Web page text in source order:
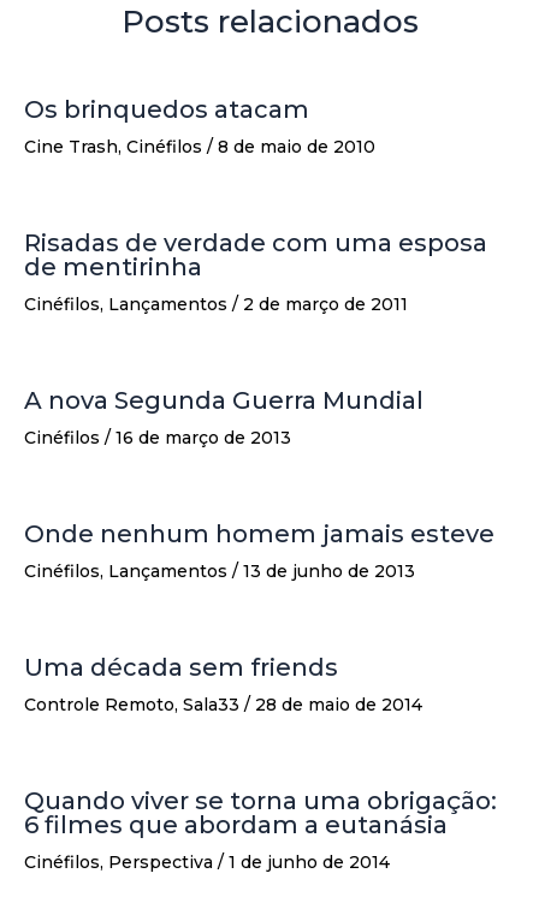
Posts relacionados
Os brinquedos atacam
Cine Trash, Cinéfilos / 8 de maio de 2010
Risadas de verdade com uma esposa
de mentirinha
Cinéfilos, Lançamentos / 2 de março de 2011
A nova Segunda Guerra Mundial
Cinéfilos / 16 de março de 2013
Onde nenhum homem jamais esteve
Cinéfilos, Lançamentos / 13 de junho de 2013
Uma década sem friends
Controle Remoto, Sala33 / 28 de maio de 2014
Quando viver se torna uma obrigação:
6 filmes que abordam a eutanásia
Cinéfilos, Perspectiva / 1 de junho de 2014